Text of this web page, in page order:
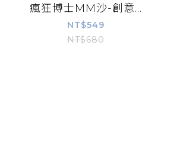
瘋狂博士MM沙-創意...
NT$549
NT$680